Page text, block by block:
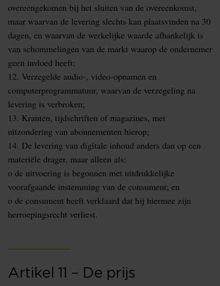
overeengekomen bij het sluiten van de overeenkomst,
maar waarvan de levering slechts kan plaatsvinden na 30
dagen, en waarvan de werkelijke waarde afhankelijk is
van schommelingen van de markt waarop de ondernemer
geen invloed heeft;
12. Verzegelde audio-, video-opnamen en
computerprogrammatuur, waarvan de verzegeling na
levering is verbroken;
13. Kranten, tijdschriften of magazines, met
uitzondering van abonnementen hierop;
14. De levering van digitale inhoud anders dan op een
materiële drager, maar alleen als:
o de uitvoering is begonnen met uitdrukkelijke
voorafgaande instemming van de consument; en
o de consument heeft verklaard dat hij hiermee zijn
herroepingsrecht verliest.
Artikel 11 – De prijs